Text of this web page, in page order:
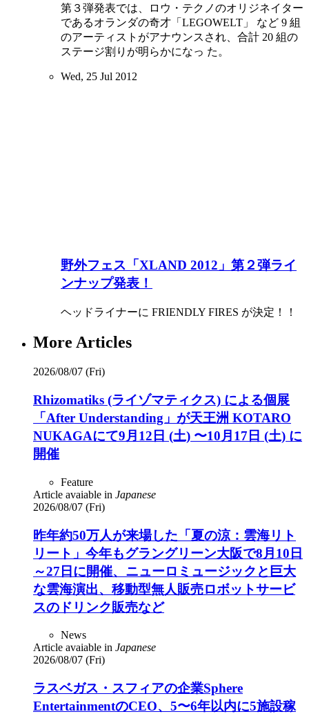
第３弾発表では、ロウ・テクノのオリジネイター
であるオランダの奇才「LEGOWELT」 など 9 組
のアーティストがアナウンスされ、合計 20 組の
ステージ割りが明らかになっ た。
Wed, 25 Jul 2012
野外フェス「XLAND 2012」第２弾ライ
ンナップ発表！
ヘッドライナーに FRIENDLY FIRES が決定！！
More Articles
2026/08/07 (Fri)
Rhizomatiks (ライゾマティクス) による個展
「After Understanding」が天王洲 KOTARO
NUKAGAにて9月12日 (土) 〜10月17日 (土) に
開催
Feature
Article avaiable in Japanese
2026/08/07 (Fri)
昨年約50万人が来場した「夏の涼：雲海リト
リート」今年もグラングリーン大阪で8月10日
～27日に開催、ニューロミュージックと巨大
な雲海演出、移動型無人販売ロボットサービ
スのドリンク販売など
News
Article avaiable in Japanese
2026/08/07 (Fri)
ラスベガス・スフィアの企業Sphere
EntertainmentのCEO、5〜6年以内に5施設稼